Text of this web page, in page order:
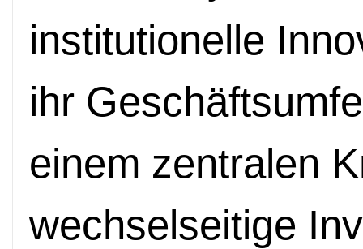
institutionelle
ihr
einem zentralen
wechselseitige